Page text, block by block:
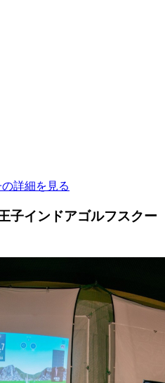
詳細を見る
子インドアゴルフスクー